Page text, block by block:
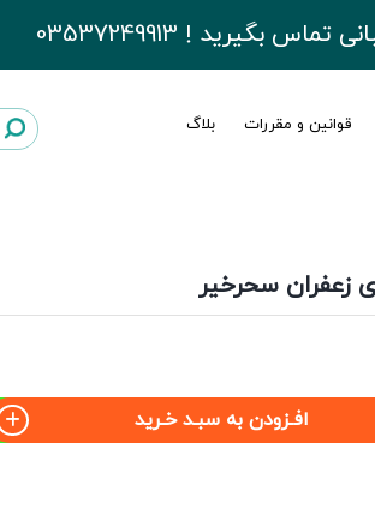
بگیرید ! 03537249913
قوانین و مقررات بلاگ
زعفران سحرخیر
افـزودن به سبـد خـرید